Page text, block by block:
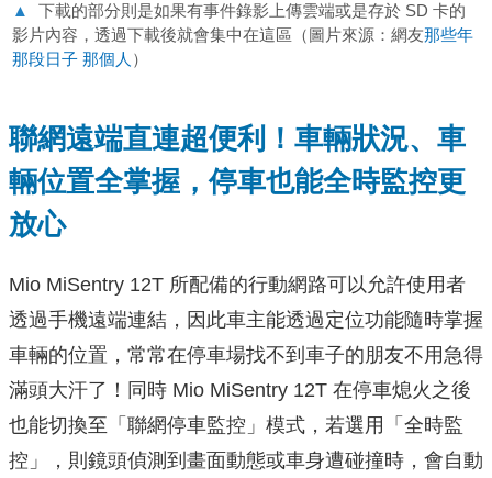
▲
下載的部分則是如果有事件錄影上傳雲端或是存於 SD 卡的
影片內容，透過下載後就會集中在這區（圖片來源：網友那些年
那段日子 那個人 ）
聯網遠端直連超便利！車輛狀況、車
輛位置全掌握，停車也能全時監控更
放心
Mio MiSentry 12T 所配備的行動網路可以允許使用者
透過手機遠端連結，因此車主能透過定位功能隨時掌握
車輛的位置，常常在停車場找不到車子的朋友不用急得
滿頭大汗了！同時 Mio MiSentry 12T 在停車熄火之後
也能切換至「聯網停車監控」模式，若選用「全時監
控」，則鏡頭偵測到畫面動態或車身遭碰撞時，會自動